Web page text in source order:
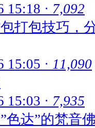
15:18 · 7,092
打包技巧，
15:05 · 11,090
15:03 · 7,935
色达”的梵音